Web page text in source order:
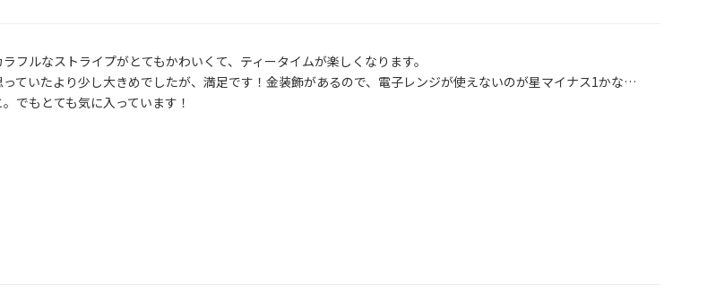
ラフルなストライプがとてもかわいくて、ティータイムが楽しくなります。
っていたより少し大きめでしたが、満足です！金装飾があるので、電子レンジが使えないのが星マイナス1かな…
。でもとても気に入っています！